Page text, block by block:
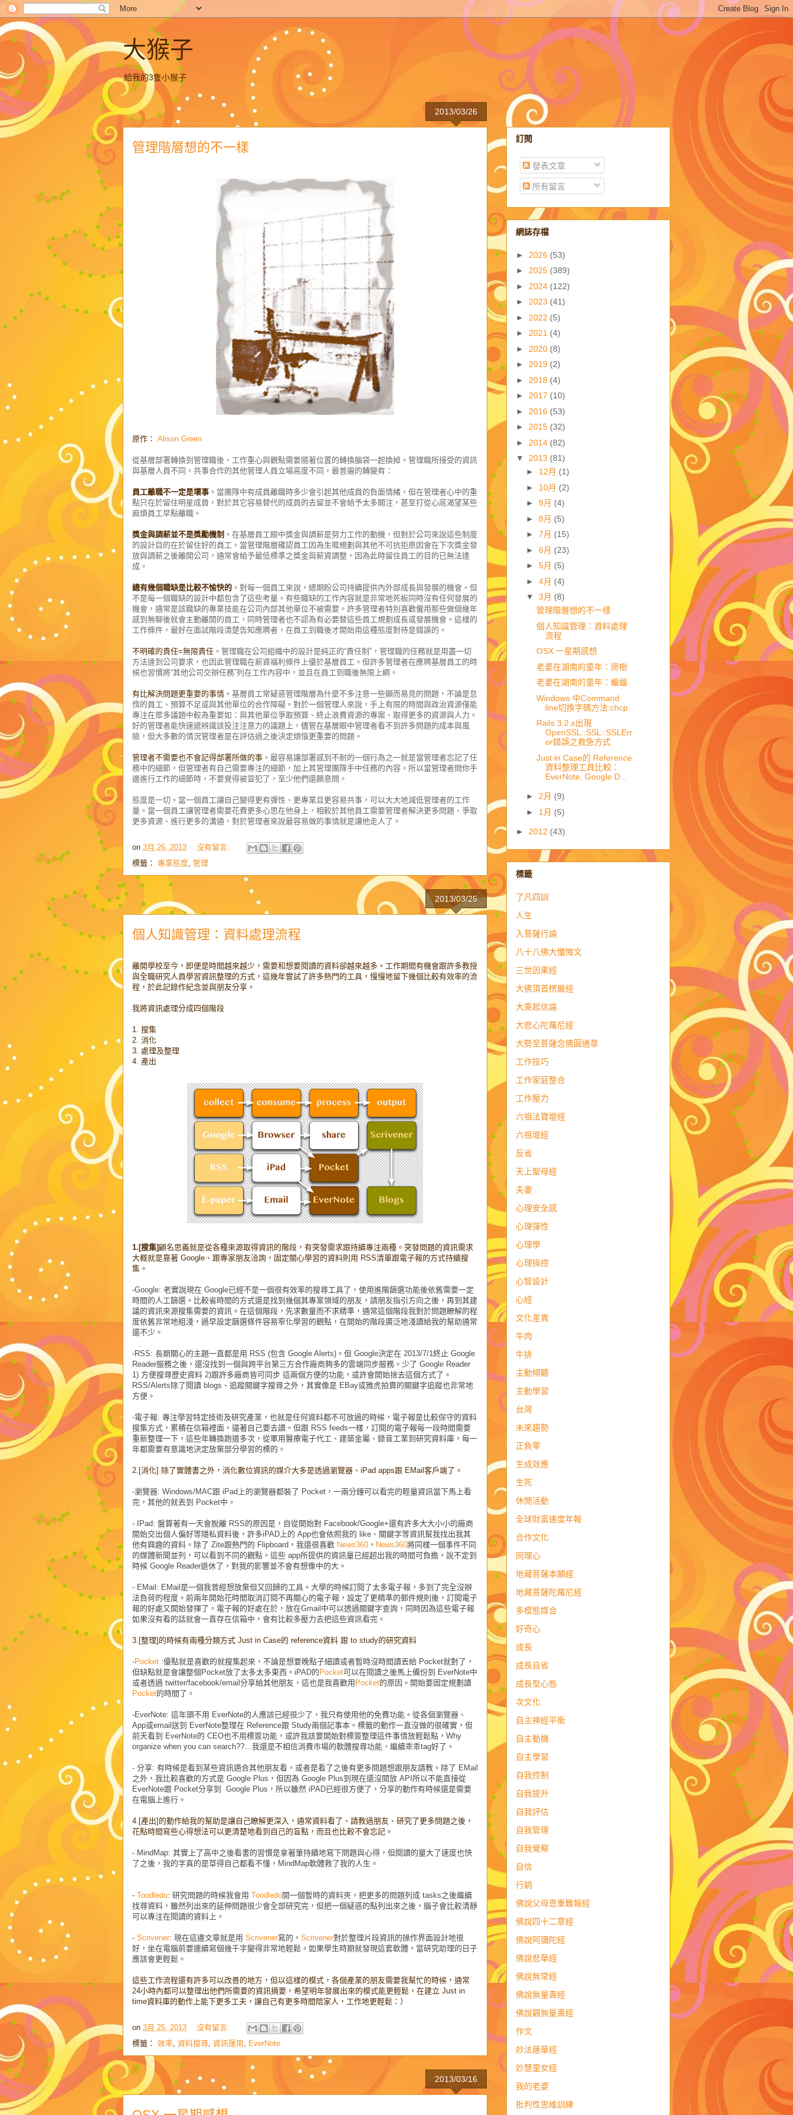
大猴子
給我的3隻小猴子
2013/03/26
管理階層想的不一樣
原作： Alison Green
從基層部署轉換到管理職後，工作重心與觀點需要隨著位置的轉換腦袋一起換掉。管理職所接受的資訊
與基層人員不同，共事合作的其他管理人員立場高度不同，最普遍的轉變有：
員工離職不一定是壞事 。當團隊中有成員離職時多少會引起其他成員的負面情緒，但在管理者心中的重
點只在於留住明星成員，對於其它容易替代的成員的去留並不會給予太多關注，甚至打從心底渴望某些
麻煩員工早點離職。
獎金與調薪並不是獎勵機制 。在基層員工眼中獎金與調薪是努力工作的動機，但對於公司來說這些制度
的設計目的在於留住好的員工。當管理階層確認員工因為生啀規劃與其他不可抗拒原因會在下次獎金發
放與調薪之後離開公司，通常會給予最低標準之獎金與薪資調整，因為此時留住員工的目的已無法達
成。
總有幾個職缺是比較不愉快的 。對每一個員工來說，總期盼公司持續提供內外部成長與發展的機會。但
不是每一個職缺的設計中都包含了這些考量。有些職缺的工作內容就是非常地死板同時沒有任何發展的
機會，通常是該職缺的專業技能在公司內部其他單位不被需要。許多管理者特別喜歡僱用那些做個幾年
感到無聊後就會主動離開的員工，同時管理者也不認為有必要替這些員工規劃成長或發展機會。這樣的
工作條件，最好在面試階段清楚告知應聘者，在員工到職後才開始用這種態度對待是錯誤的。
不明確的責任=無限責任 。管理職在公司組織中的設計是純正的“責任制”，管理職的任務就是用盡一切
方法達到公司要求，也因此管理職在薪資福利條件上優於基層員工。但許多管理者在應聘基層員工的時
候也習慣將“其他公司交辦任務”列在工作內容中，並且在員工到職後無限上綱。
有比解決問題更重要的事情 。基層員工常疑惑管理階層為什麼不多注意一些顯而易見的問題，不論是怠
惰的員工、預算不足或與其他單位的合作障礙。對於一個管理人來說，手上有限的時間與政治資源僅能
專注在眾多議題中較為重要如：與其他單位爭取預算、終止浪費資源的專案、取得更多的資源與人力。
好的管理者能快速遞辨識該投注注意力的議題上，儘管在基層眼中管理者看不到許多問題的成本與風
險，但大多數的情況管理者是在評估過之後決定煩惱更重要的問題。
管理者不需要也不會記得部署所做的事 。最容易讓部署感到不耐的一個行為之一就是當管理者忘記了任
務中的細節，但管理者有自己需要專注的細節，加上其管理團隊手中任務的內容。所以當管理者問你手
邊進行工作的細節時，不要覺得被冒犯了，至少他們還願意問。
態度是一切。當一個員工讓自己變得更有彈性、更專業且更容易共事，可以大大地減低管理者的工作
量。當一個員工讓管理者需要花費更多心思在他身上，相較於其他員工需要管理者解決更多問題、爭取
更多資源、進行更多的溝通，對於管理者來說最容易做的事情就是讓他走人了。
on 3月 26, 2013
沒有留言:
標籤： 專業態度, 管理
2013/03/25
個人知識管理：資料處理流程
離開學校至今，即便是時間越來越少，需要和想要閱讀的資料卻越來越多。工作期間有機會跟許多教授
與全職研究人員學習資訊整理的方式，這幾年嘗試了許多熱門的工具，慢慢地留下幾個比較有效率的流
程，於此記錄作紀念並與朋友分享。
我將資訊處理分成四個階段
1. 搜集
2. 消化
3. 處理及整理
4. 產出
1.[搜集]顧名思義就是從各種來源取得資訊的階段，有突發需求跟持續專注兩種。突發問題的資訊需求
大概就是靠著 Google、跟專家朋友洽詢，固定關心學習的資料則用 RSS清單跟電子報的方式持續搜
集。
-Google: 老實說現在 Google已經不是一個很有效率的搜尋工具了，使用進階篩選功能後依舊需要一定
時間的人工篩選。比較省時間的方式還是找到幾個其專業領域的朋友，請朋友指引方向之後，再到其建
議的資訊來源搜集需要的資訊。在這個階段，先求數量而不求精準，通常這個階段我對於問題瞭解的程
度依舊非常地粗淺，過早設定篩選條件容易窄化學習的觀點，在開始的階段廣泛地淺讀給我的幫助通常
還不少。
-RSS: 長期關心的主題一直都是用 RSS (包含 Google Alerts)。但 Google決定在 2013/7/1終止 Google
Reader服務之後，還沒找到一個與跨平台第三方合作廠商夠多的雲端同步服務。少了 Google Reader
1) 方便搜尋歷史資料 2)跟許多廠商皆可同步 這兩個方便的功能，或許會開始捨去這個方式了。
RSS/Alerts除了閱讀 blogs、追蹤關鍵字搜尋之外，其實像是 EBay或雅虎拍賣的關鍵字追蹤也非常地
方便。
-電子報: 專注學習特定技術及研究產業，也就是任何資料都不可放過的時候，電子報是比較保守的資料
搜集方式，累積在信箱裡面，逼著自己要去讀。但跟 RSS feeds一樣，訂閱的電子報每一段時間需要
重新整理一下，這些年轉換跑道多次，從軍用醫療電子代工、建築金屬、錄音工業到研究資料庫，每一
年都需要有意識地決定放棄部分學習的標的。
2.[消化] 除了實體書之外，消化數位資訊的媒介大多是透過瀏覽器、iPad apps跟 EMail客戶端了。
-瀏覽器: Windows/MAC跟 iPad 上的瀏覽器都裝了 Pocket，一兩分鐘可以看完的輕量資訊當下馬上看
完，其他的就丟到 Pocket中。
- IPad: 盤算著有一天會脫離 RSS的原因是，自從開始對 Facebook/Google+還有許多大大小小的廠商
開始交出個人偏好等隱私資料後，許多iPAD上的 App也會依照我的 like、關鍵字等資訊幫我找出我其
他有興趣的資料。除了 Zite跟熱門的 Flipboard，我還很喜歡 News360 ， News360將同樣一個事件不同
的媒體新聞並列，可以看到不同的觀點。這些 app所提供的資訊量已經超出我的時間可負擔，說不定到
時候 Google Reader退休了，對我的影響並不會有想像中的大。
- EMail: EMail 是一個我曾經想放棄但又回歸的工具。大學的時候訂閱了太多電子報，多到了完全沒辦
法負荷的程度。前兩年開始花時間取消訂閱不再關心的電子報，設定了更精準的郵件規則後，訂閱電子
報的好處又開始發揮了。電子報的好處在於，放在Gmail中可以透過關鍵字查詢，同時因為這些電子報
如果沒有看的話就會一直存在信箱中，會有比較多壓力去把這些資訊看完。
3.[整理] 的時候有兩種分類方式 Just in Case的 reference資料 跟 to study的研究資料
-Pocket :優點就是喜歡的就搜集起來，不論是想要晚點子細讀或者暫時沒時間讀丟給 Pocket就對了，
但缺點就是會讓整個 Pocket放了太多太多東西。 iPAD的 Pocket可以在閱讀之後馬上備份到 EverNote中
或者透過 twitter/facebook/email分享給其他朋友，這也是我喜歡用 Pocket的原因。開始要固定規劃讀
Pocket的時間了。
-EverNote: 這年頭不用 EverNote的人應該已經很少了，我只有使用他的免費功能。從各個瀏覽器、
App或email送到 EverNote整理在 Reference跟 Study兩個記事本。標籤的動作一直沒做的很確實，但
前天看到 EverNote的 CEO也不用標簽功能，或許我該要開始對標簽整理這件事情放輕鬆點，Why
organize when you can search??…我還是不相信消費市場的軟體搜尋功能，繼續乖乖tag好了。
- 分享: 有時候是看到某些資訊適合其他朋友看，或者是看了之後有更多問題想跟朋友請教。除了 EMail
之外，我比較喜歡的方式是 Google Plus，但因為 Google Plus到現在還沒開放 API所以不能直接從
EverNote跟 Pocket分享到 Google Plus，所以雖然 iPAD已經很方便了，分享的動作有時候還是需要
在電腦上進行。
4.[產出]的動作給我的幫助是讓自己瞭解更深入，通常資料看了、請教過朋友、研究了更多問題之後，
花點時間寫些心得想法可以更清楚地看到自己的盲點，而且也比較不會忘記。
- MindMap: 其實上了高中之後看書的習慣是拿著筆持續地寫下問題與心得，但閱讀的量大了速度也快
了之後，我的字真的是草得自己都看不懂，MindMap軟體救了我的人生。
- Toodledo: 研究問題的時候我會用 Toodledo開一個暫時的資料夾，把更多的問題列成 tasks之後繼續
找尋資料，雖然列出來的延伸問題很少會全部研究完，但把一個疑惑的點列出來之後，腦子會比較清靜
可以專注在閱讀的資料上。
- Scrivener: 現在這邊文章就是用 Scrivener寫的， Scrivener對於整理片段資訊的操作界面設計地很
好，坐在電腦前要連續寫個幾千字變得非常地輕鬆。如果學生時期就發現這套軟體，當研究助理的日子
應該會更輕鬆。
這些工作流程還有許多可以改善的地方，但以這樣的模式，各個產業的朋友需要我幫忙的時候，通常
24小時內都可以整理出他們所需要的資訊摘要，希望明年發展出來的模式能更輕鬆，在建立 Just in
time資料庫的動作上能下更多工夫，讓自己有更多時間陪家人，工作地更輕鬆：）
on 3月 25, 2013
沒有留言:
標籤： 效率, 資料搜尋, 資訊運用 , EverNote
2013/03/16
訂閱
發表文章
所有留言
網誌存檔
► 2026 (53)
► 2025 (389)
► 2024 (122)
► 2023 (41)
► 2022 (5)
► 2021 (4)
► 2020 (8)
► 2019 (2)
► 2018 (4)
► 2017 (10)
► 2016 (53)
► 2015 (32)
► 2014 (82)
▼ 2013 (81)
► 12月 (1)
► 10月 (2)
► 9月 (4)
► 8月 (5)
► 7月 (15)
► 6月 (23)
► 5月 (5)
► 4月 (4)
▼ 3月 (8)
管理階層想的不一樣
個人知識管理：資料處理
流程
OSX 一星期感想
老婆在湖南的童年：爬樹
老婆在湖南的童年：蝙蝠
Windows 中Command
line切換字碼方法:chcp
Rails 3.2.x出現
OpenSSL::SSL::SSLErr
or錯誤之救急方式
Just in Case的 Reference
資料整理工具比較：
EverNote, Google D...
► 2月 (9)
► 1月 (5)
► 2012 (43)
標籤
了凡四訓
人生
入菩薩行論
八十八佛大懺悔文
三世因果經
大佛頂首楞嚴經
大乘起信論
大悲心陀羅尼經
大勢至菩薩念佛圓通章
工作技巧
工作家庭整合
工作壓力
六祖法寶壇經
六祖壇經
反省
天上聖母經
夫妻
心理安全感
心理彈性
心理學
心理操控
心智設計
心經
文化差異
牛肉
牛排
主動傾聽
主動學習
台灣
未來趨勢
正負零
生成效應
生死
休閒活動
全球財富速度年報
合作文化
同理心
地藏菩薩本願經
地藏菩薩陀羅尼經
多模態媒合
好奇心
成長
成長自省
成長型心態
次文化
自主神經平衡
自主動機
自主學習
自我控制
自我提升
自我評估
自我管理
自我覺察
自信
行銷
佛說父母恩重難報經
佛說四十二章經
佛說阿彌陀經
佛說悲華經
佛說無常經
佛說無量壽經
佛說觀無量壽經
作文
妙法蓮華經
妙慧童女經
我的老婆
批判性思維訓練